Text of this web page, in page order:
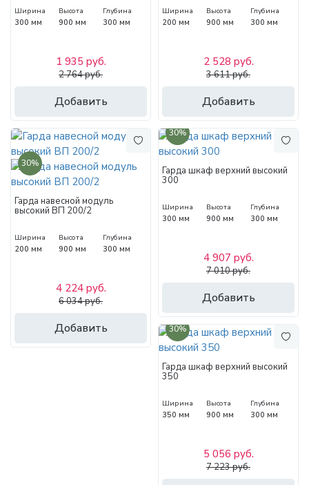
Ширина
300 мм
Высота
900 мм
Глубина
300 мм
Добавить
1 935 руб.
2 764 руб.
Ширина
200 мм
Высота
900 мм
Глубина
300 мм
Добавить
2 528 руб.
3 611 руб.
30%
Гарда навесной модуль
высокий ВП 200/2
Ширина
200 мм
Высота
900 мм
Глубина
300 мм
Добавить
4 224 руб.
6 034 руб.
30%
Гарда шкаф верхний высокий
300
Ширина
300 мм
Высота
900 мм
Глубина
300 мм
Добавить
4 907 руб.
7 010 руб.
30%
Гарда шкаф верхний высокий
350
Ширина
350 мм
Высота
900 мм
Глубина
300 мм
5 056 руб.
7 223 руб.